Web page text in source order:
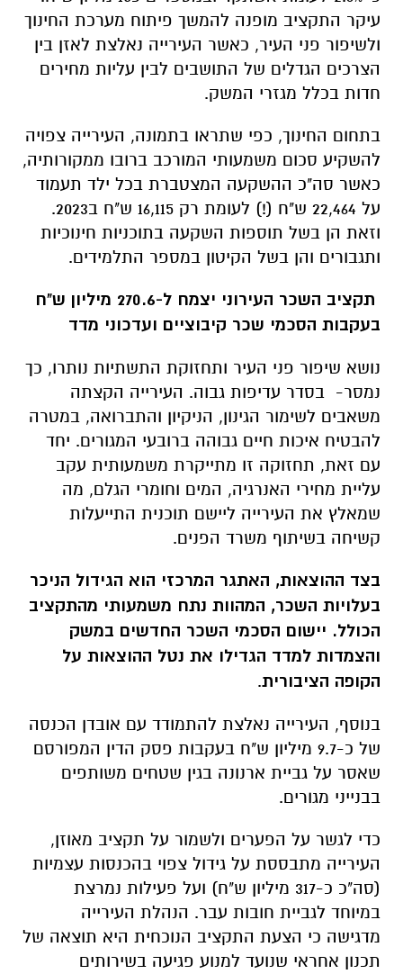
עיקר התקציב מופנה להמשך פיתוח מערכת החינוך
ולשיפור פני העיר, כאשר העירייה נאלצת לאזן בין
הצרכים הגדלים של התושבים לבין עליות מחירים
חדות בכלל מגזרי המשק.
בתחום החינוך, כפי שתראו בתמונה, העירייה צפויה
להשקיע סכום משמעותי המורכב ברובו ממקורותיה,
כאשר סה"כ ההשקעה המצטברת בכל ילד תעמוד
על 22,464 ש"ח (!) לעומת רק 16,115 ש"ח ב2023.
וזאת הן בשל תוספות השקעה בתוכניות חינוכיות
ותגבורים והן בשל הקיטון במספר התלמידים.
תקציב השכר העירוני יצמח ל-270.6 מיליון ש"ח
בעקבות הסכמי שכר קיבוציים ועדכוני מדד
נושא שיפור פני העיר ותחזוקת התשתיות נותרו, כך
נמסר- בסדר עדיפות גבוה. העירייה הקצתה
משאבים לשימור הגינון, הניקיון והתברואה, במטרה
להבטיח איכות חיים גבוהה ברובעי המגורים. יחד
עם זאת, תחזוקה זו מתייקרת משמעותית עקב
עליית מחירי האנרגיה, המים וחומרי הגלם, מה
שמאלץ את העירייה ליישם תוכנית התייעלות
קשיחה בשיתוף משרד הפנים.
בצד ההוצאות, האתגר המרכזי הוא הגידול הניכר
בעלויות השכר, המהוות נתח משמעותי מהתקציב
הכולל. יישום הסכמי השכר החדשים במשק
והצמדות למדד הגדילו את נטל ההוצאות על
הקופה הציבורית.
בנוסף, העירייה נאלצת להתמודד עם אובדן הכנסה
של כ-9.7 מיליון ש"ח בעקבות פסק הדין המפורסם
שאסר על גביית ארנונה בגין שטחים משותפים
בבנייני מגורים.
כדי לגשר על הפערים ולשמור על תקציב מאוזן,
העירייה מתבססת על גידול צפוי בהכנסות עצמיות
(סה"כ כ-317 מיליון ש"ח) ועל פעילות נמרצת
במיוחד לגביית חובות עבר. הנהלת העירייה
מדגישה כי הצעת התקציב הנוכחית היא תוצאה של
תכנון אחראי שנועד למנוע פגיעה בשירותים